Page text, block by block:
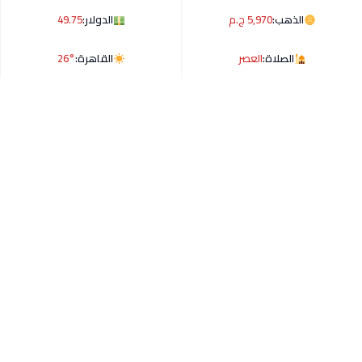
الذهب:5,970 ج.م الدولار:49.75
الصلاة:العصر القاهرة:26°